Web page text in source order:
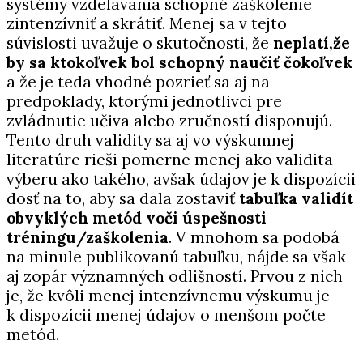
systémy vzdelávania schopné zaškolenie
zintenzívniť a skrátiť. Menej sa v tejto
súvislosti uvažuje o skutočnosti, že neplatí,že
by sa ktokoľvek bol schopný naučiť čokoľvek
a že je teda vhodné pozrieť sa aj na
predpoklady, ktorými jednotlivci pre
zvládnutie učiva alebo zručností disponujú.
Tento druh validity sa aj vo výskumnej
literatúre rieši pomerne menej ako validita
výberu ako takého, avšak údajov je k dispozícii
dosť na to, aby sa dala zostaviť tabuľka validít
obvyklých metód voči úspešnosti
tréningu/zaškolenia. V mnohom sa podobá
na minule publikovanú tabuľku, nájde sa však
aj zopár významných odlišností. Prvou z nich
je, že kvôli menej intenzívnemu výskumu je
k dispozícii menej údajov o menšom počte
metód.